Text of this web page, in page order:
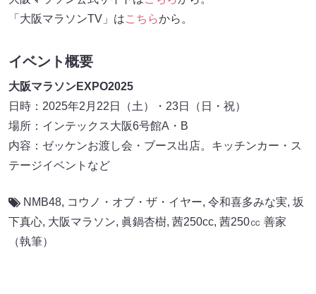
「大阪マラソンTV」はこちらから。
イベント概要
大阪マラソンEXPO2025
日時：2025年2月22日（土）・23日（日・祝）
場所：インテックス大阪6号館A・B
内容：ゼッケンお渡し会・ブース出店。キッチンカー・ス
テージイベントなど
NMB48, コウノ・オブ・ザ・イヤー, 令和喜多みな実, 坂
下真心, 大阪マラソン, 眞鍋杏樹, 茜250cc, 茜250㏄ 善家
（執筆）